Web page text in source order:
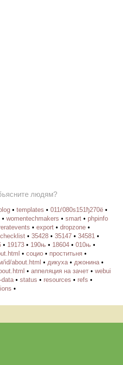
людям?
blog • templates • 011ѓ080ѕ151ђ270ё •
• womentechmakers • smart • phpinfo
• export • dropzone •
checklist • 35428 • 35147 • 34581 •
• 19173 • 190њ • 18604 • 010њ •
• социо • проститьня •
id/about.html • дикуха • джонина •
• аппеляция на зачет • webui
data • status • resources • refs •
•